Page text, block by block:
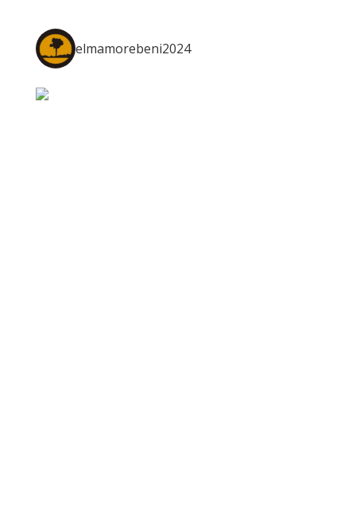
elmamorebeni2024